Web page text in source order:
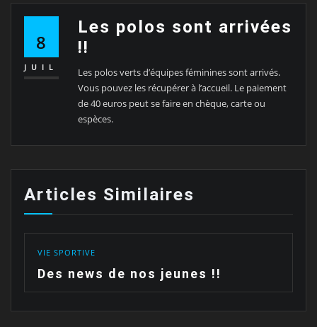
8
JUIL
Les polos sont arrivées
!!
Les polos verts d’équipes féminines sont arrivés.
Vous pouvez les récupérer à l’accueil. Le paiement
de 40 euros peut se faire en chèque, carte ou
espèces.
Articles Similaires
VIE SPORTIVE
Des news de nos jeunes !!